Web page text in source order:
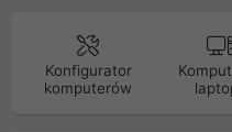
Konfigurator
komputerów